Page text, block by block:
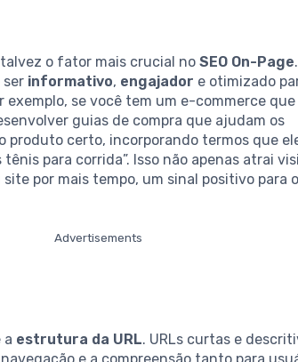
o fator mais crucial noSEO On-Page
ser informativo, engajador e otimizado
exemplo, se você tem um e-commerce
guias de compra que ajudam os
produto certo, incorporando termos que
tênis para corrida”. Isso não apenas atrai
por mais tempo, um sinal positivo para
Advertisements
a estrutura da URL. URLs curtas e
e a compreensão tanto para